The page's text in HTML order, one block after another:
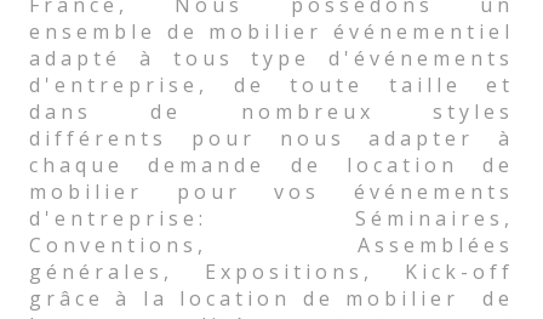
ensemble de mobilier événementiel
adapté à tous type d'événements
d'entreprise, de toute taille et
dans de nombreux styles
différents pour nous adapter à
chaque demande de location de
mobilier pour vos événements
d'entreprise: Séminaires,
Conventions, Assemblées
générales, Expositions, Kick-off
grâce à la location de mobilier de